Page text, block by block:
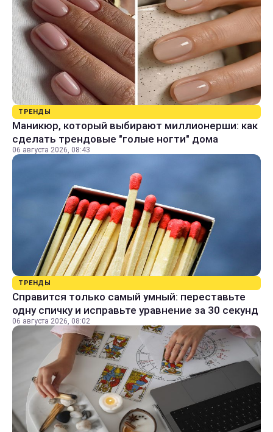
ТРЕНДЫ
Маникюр, который выбирают миллионерши: как
сделать трендовые "голые ногти" дома
06 августа 2026, 08:43
ТРЕНДЫ
Справится только самый умный: переставьте
одну спичку и исправьте уравнение за 30 секунд
06 августа 2026, 08:02